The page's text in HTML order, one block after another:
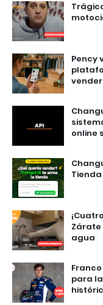
Pency
online
Tienda
Zárate
agua
para